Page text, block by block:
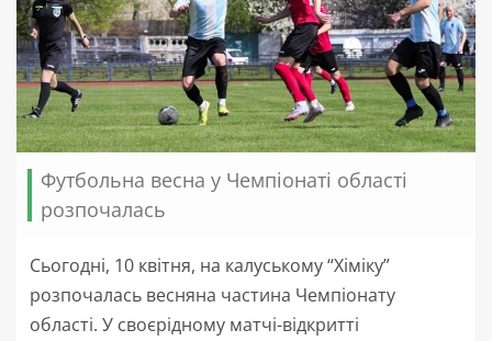
Футбольна весна у Чемпіонаті області
розпочалась
Сьогодні, 10 квітня, на калуському “Хіміку”
розпочалась весняна частина Чемпіонату
області. У своєрідному матчі-відкритті